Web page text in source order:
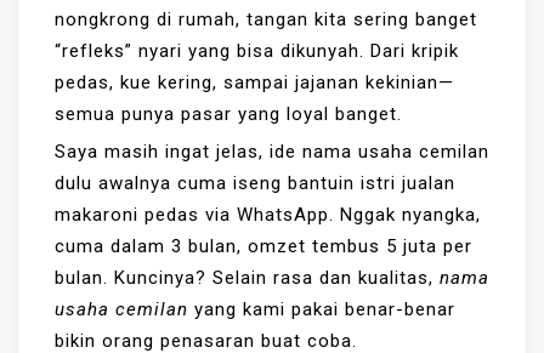
nongkrong di rumah, tangan kita sering banget
“refleks” nyari yang bisa dikunyah. Dari kripik
pedas, kue kering, sampai jajanan kekinian—
semua punya pasar yang loyal banget.
Saya masih ingat jelas, ide nama usaha cemilan
dulu awalnya cuma iseng bantuin istri jualan
makaroni pedas via WhatsApp. Nggak nyangka,
cuma dalam 3 bulan, omzet tembus 5 juta per
bulan. Kuncinya? Selain rasa dan kualitas, nama
usaha cemilan yang kami pakai benar-benar
bikin orang penasaran buat coba.